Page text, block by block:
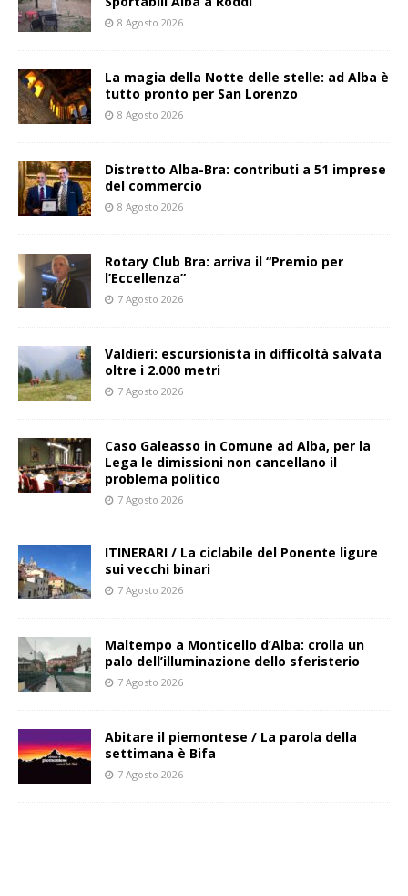
8 Agosto 2026
La magia della Notte delle stelle: ad Alba è
tutto pronto per San Lorenzo
8 Agosto 2026
Distretto Alba-Bra: contributi a 51 imprese
del commercio
8 Agosto 2026
Rotary Club Bra: arriva il “Premio per
l’Eccellenza”
7 Agosto 2026
Valdieri: escursionista in difficoltà salvata
oltre i 2.000 metri
7 Agosto 2026
Caso Galeasso in Comune ad Alba, per la
Lega le dimissioni non cancellano il
problema politico
7 Agosto 2026
ITINERARI / La ciclabile del Ponente ligure
sui vecchi binari
7 Agosto 2026
Maltempo a Monticello d’Alba: crolla un
palo dell’illuminazione dello sferisterio
7 Agosto 2026
Abitare il piemontese / La parola della
settimana è Bifa
7 Agosto 2026